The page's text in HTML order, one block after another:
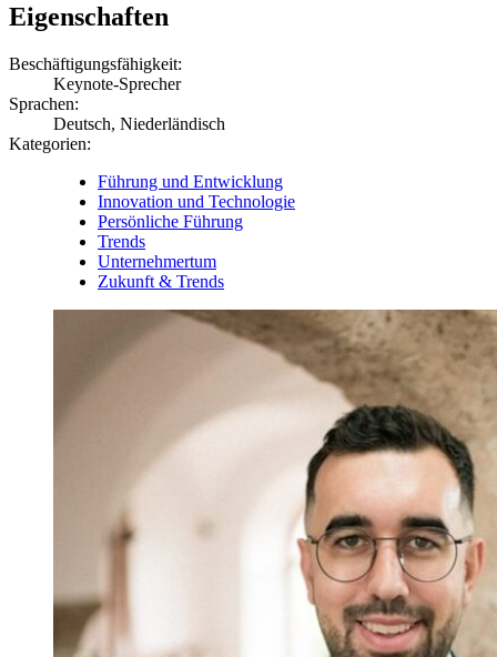
Eigenschaften
Beschäftigungsfähigkeit:
Keynote-Sprecher
Sprachen:
Deutsch, Niederländisch
Kategorien:
Führung und Entwicklung
Innovation und Technologie
Persönliche Führung
Trends
Unternehmertum
Zukunft & Trends